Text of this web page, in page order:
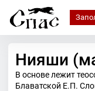
Нияши
В основе лежит
Блаватской Е.П.